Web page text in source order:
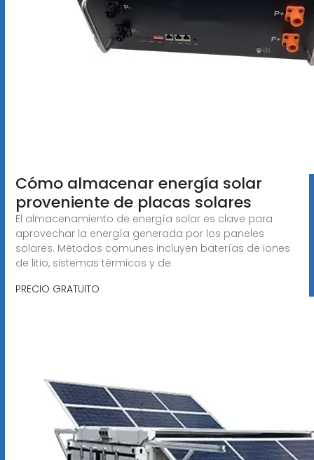
Cómo almacenar energía solar
proveniente de placas solares
El almacenamiento de energía solar es clave para
aprovechar la energía generada por los paneles
solares. Métodos comunes incluyen baterías de iones
de litio, sistemas térmicos y de
PRECIO GRATUITO